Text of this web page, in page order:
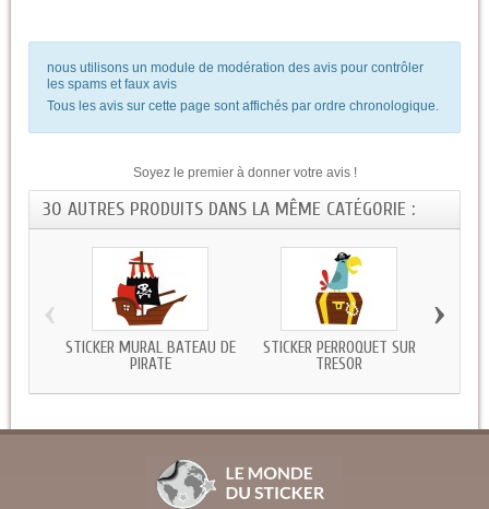
nous utilisons un module de modération des avis pour contrôler
les spams et faux avis
Tous les avis sur cette page sont affichés par ordre chronologique.
Soyez le premier à donner votre avis !
30 AUTRES PRODUITS DANS LA MÊME CATÉGORIE :
STICKER MURAL BATEAU DE
PIRATE
STICKER PERROQUET SUR
TRESOR
‹ ›